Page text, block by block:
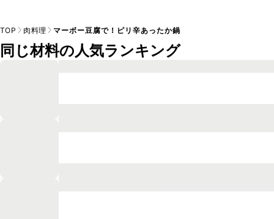
TOP 肉料理 マーボー豆腐で！ピリ辛あったか鍋
同じ材料の人気ランキング